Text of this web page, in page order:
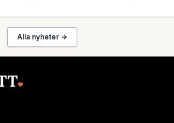
Alla nyheter →